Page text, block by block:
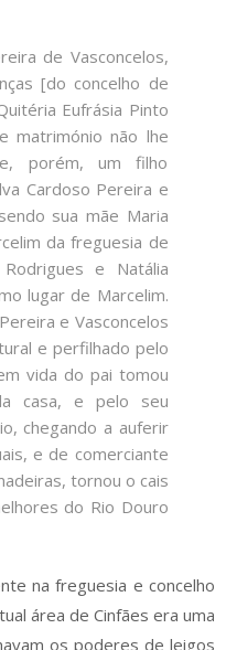
de Vasconcelos,
[do concelho de
Eufrásia Pinto
matrimónio não lhe
porém, um filho
Cardoso Pereira e
sua mãe Maria
da freguesia de
e Natália
lugar de Marcelim.
e Vasconcelos
e perfilhado pelo
vida do pai tomou
casa, e pelo seu
chegando a auferir
e de comerciante
tornou o cais
do Rio Douro
na freguesia e concelho
área de Cinfães era uma
os poderes de leigos